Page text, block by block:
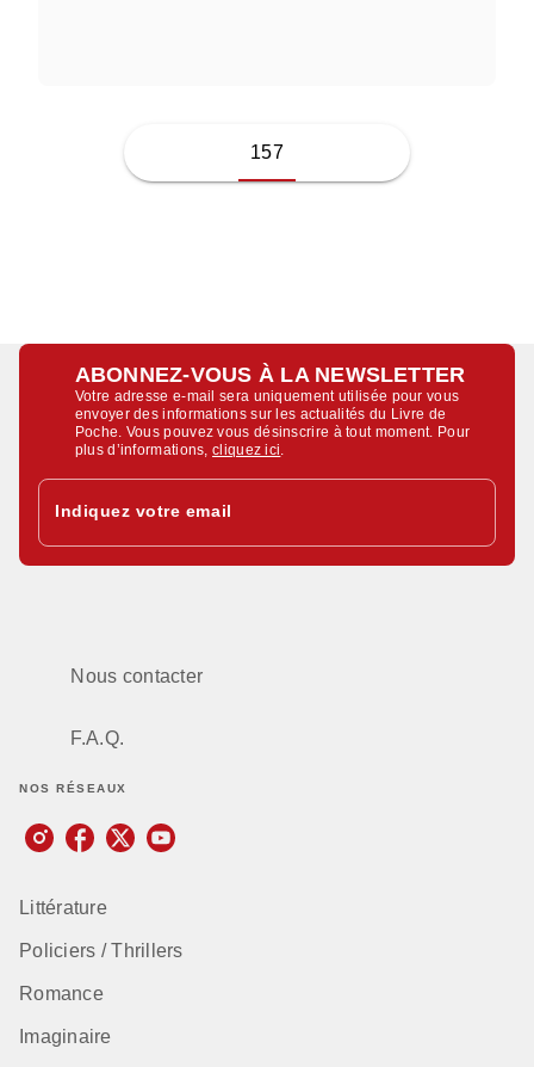
157
ABONNEZ-VOUS À LA NEWSLETTER
Votre adresse e-mail sera uniquement utilisée pour vous
envoyer des informations sur les actualités du Livre de
Poche. Vous pouvez vous désinscrire à tout moment. Pour
plus d’informations,cliquez ici
Indiquez votre email
Nous contacter
F.A.Q.
NOS RÉSEAUX
Littérature
Policiers / Thrillers
Romance
Imaginaire